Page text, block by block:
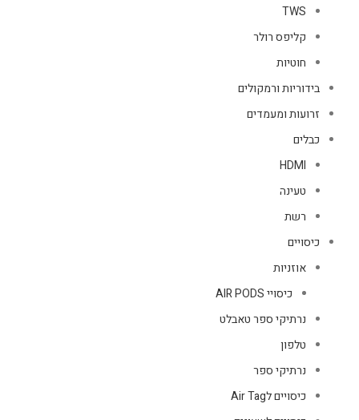
TWS
קליפס רולר
חוטיות
בידוריות ורמקולים
זרועות ומעמדים
כבלים
HDMI
טעינה
רשת
כיסויים
אוזניות
כיסויי AIR PODS
נרתיקי ספר טאבלט
טלפון
נרתיקי ספר
כיסויים לAir Tag